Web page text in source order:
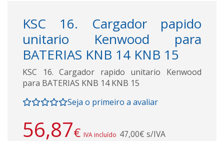
KSC 16. Cargador papido
unitario Kenwood para
BATERIAS KNB 14 KNB 15
KSC 16. Cargador rapido unitario Kenwood
para BATERIAS KNB 14 KNB 15
Seja o primeiro a avaliar
56,87€ IVA incluído 47,00€ s/IVA